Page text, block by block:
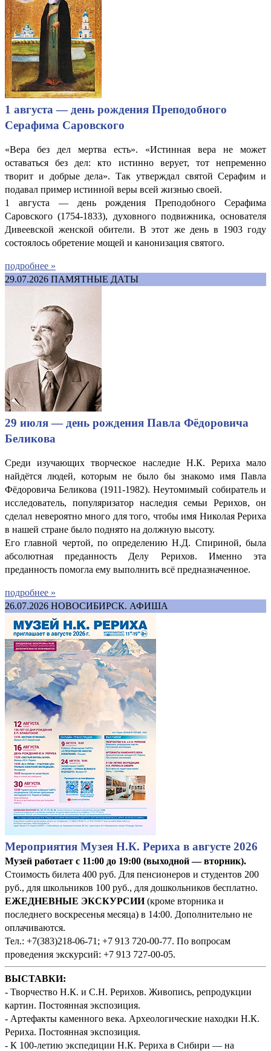
1 августа — день рождения Преподобного
Серафима Саровского
«Вера без дел мертва есть». «Истинная вера не может
оставаться без дел: кто истинно верует, тот непременно
творит и добрые дела». Так утверждал святой Серафим и
подавал пример истинной веры всей жизнью своей.
1 августа — день рождения Преподобного Серафима
Саровского (1754-1833), духовного подвижника, основателя
Дивеевской женской обители. В этот же день в 1903 году
состоялось обретение мощей и канонизация святого.
подробнее »
29.07.2026 ПАМЯТНЫЕ ДАТЫ
29 июля — день рождения Павла Фёдоровича
Беликова
Среди изучающих творческое наследие Н.К. Рериха мало
найдётся людей, которым не было бы знакомо имя Павла
Фёдоровича Беликова (1911-1982). Неутомимый собиратель и
исследователь, популяризатор наследия семьи Рерихов, он
сделал невероятно много для того, чтобы имя Николая Рериха
в нашей стране было поднято на должную высоту.
Его главной чертой, по определению Н.Д. Спириной, была
абсолютная преданность Делу Рерихов. Именно эта
преданность помогла ему выполнить всё предназначенное.
подробнее »
26.07.2026 НОВОСИБИРСК. АФИША
Мероприятия Музея Н.К. Рериха в августе 2026
Музей работает с 11:00 до 19:00 (выходной — вторник).
Стоимость билета 400 руб. Для пенсионеров и студентов 200
руб., для школьников 100 руб., для дошкольников бесплатно.
ЕЖЕДНЕВНЫЕ ЭКСКУРСИИ(кроме вторника и
последнего воскресенья месяца) в 14:00. Дополнительно не
оплачиваются.
Тел.: +7(383)218-06-71; +7 913 720-00-77. По вопросам
проведения экскурсий: +7 913 727-00-05.
ВЫСТАВКИ:
- Творчество Н.К. и С.Н. Рерихов. Живопись, репродукции
картин. Постоянная экспозиция.
- Артефакты каменного века. Археологические находки Н.К.
Рериха. Постоянная экспозиция.
- К 100-летию экспедиции Н.К. Рериха в Сибири — на